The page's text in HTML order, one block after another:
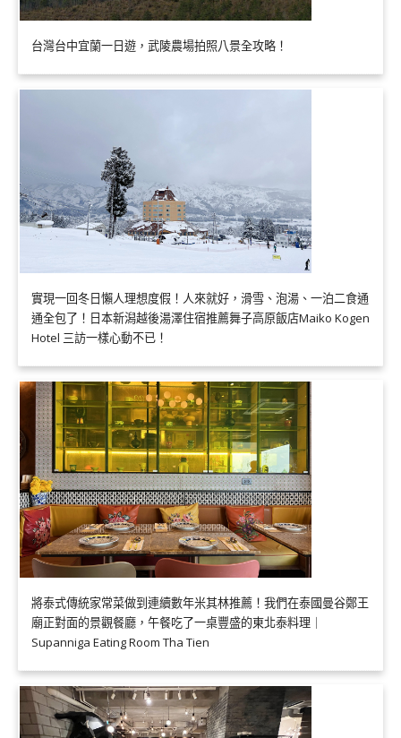
台灣台中宜蘭一日遊，武陵農場拍照八景全攻略！
實現一回冬日懶人理想度假！人來就好，滑雪、泡湯、一泊二食通
通全包了！日本新潟越後湯澤住宿推薦舞子高原飯店Maiko Kogen
Hotel 三訪一樣心動不已！
將泰式傳統家常菜做到連續數年米其林推薦！我們在泰國曼谷鄭王
廟正對面的景觀餐廳，午餐吃了一桌豐盛的東北泰料理｜
Supanniga Eating Room Tha Tien